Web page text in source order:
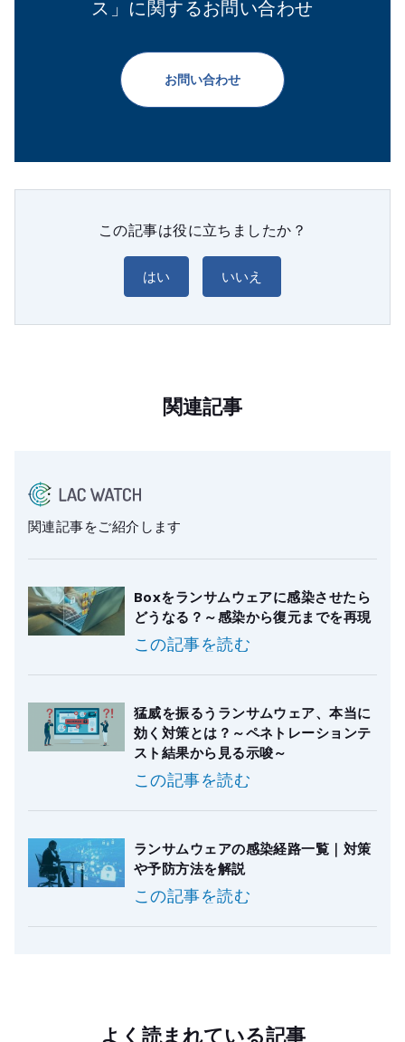
ス」に関するお問い合わせ
お問い合わせ
この記事は役に立ちましたか？
はい いいえ
関連記事
関連記事をご紹介します
Boxをランサムウェアに感染させたら
どうなる？～感染から復元までを再現
この記事を読む
猛威を振るうランサムウェア、本当に
効く対策とは？～ペネトレーションテ
スト結果から見る示唆～
この記事を読む
ランサムウェアの感染経路一覧｜対策
や予防方法を解説
この記事を読む
よく読まれている記事